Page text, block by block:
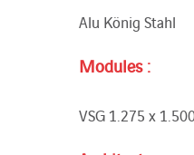
Alu König Stahl
Modules :
VSG 1.275 x